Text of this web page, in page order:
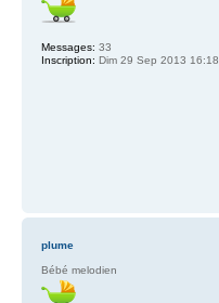
Messages: 33
Inscription: Dim 29 Sep 2013 16:18
plume
Bébé melodien